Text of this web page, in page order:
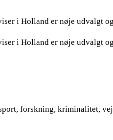
i Holland er nøje udvalgt
i Holland er nøje udvalgt
forskning, kriminalitet,